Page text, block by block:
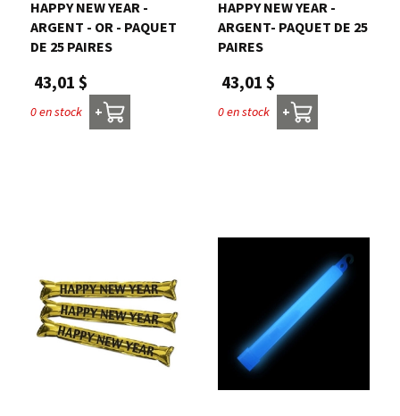
HAPPY NEW YEAR -
ARGENT - OR - PAQUET
DE 25 PAIRES
43,01 $
0 en stock +
HAPPY NEW YEAR -
ARGENT- PAQUET DE 25
PAIRES
43,01 $
0 en stock +